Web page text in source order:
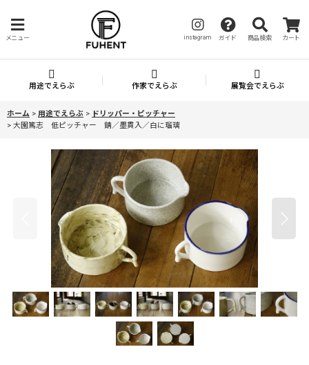
メニュー instagram ガイド 商品検索 カート
用途でえらぶ 作家でえらぶ 展覧会でえらぶ
ホーム > 用途でえらぶ > ドリッパー・ピッチャー
> 大園篤志 低ピッチャー 錆／墨貫入／白に瑠璃